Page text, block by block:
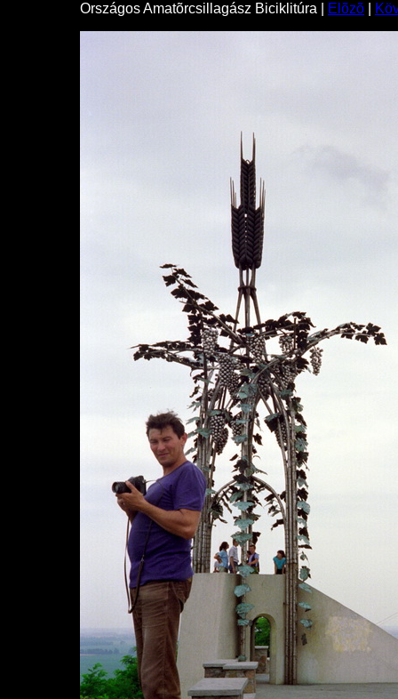
Országos Amatõrcsillagász Biciklitúra | Elõzõ